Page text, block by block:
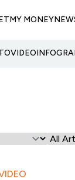
MY MONEY
VIDEO